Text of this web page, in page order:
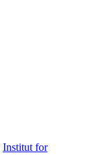
Institut for